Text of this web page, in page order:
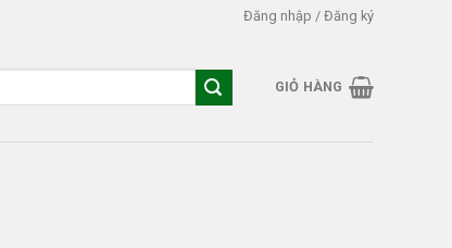
Đăng nhập / Đăng ký
GIỎ HÀNG